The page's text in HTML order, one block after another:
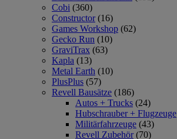
Cobi (360)
Constructor (16)
Games Workshop (62)
Gecko Run (10)
GraviTrax (63)
Kapla (13)
Metal Earth (10)
PlusPlus (57)
Revell Bausätze (186)
Autos + Trucks (24)
Hubschrauber + Flugzeuge
Militärfahrzeuge (43)
Revell Zubehör (70)